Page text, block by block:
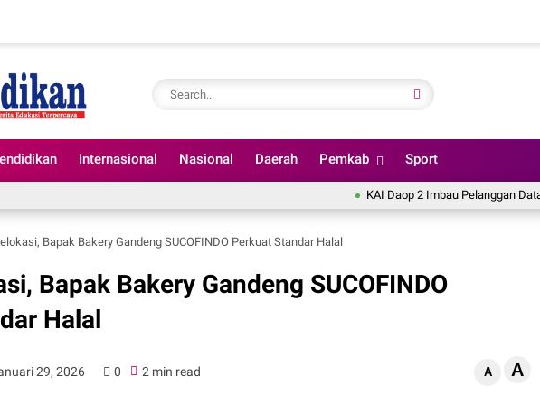
Internasional Nasional Daerah Pemkab Sport
KAI Daop 2 Imbau Pelanggan Datang
Bapak Bakery Gandeng SUCOFINDO Perkuat Standar Halal
Bapak Bakery Gandeng SUCOFINDO
Halal
29, 2026 0 2 min read A A